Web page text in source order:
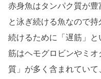
赤身魚はタンパク質が
と泳ぎ続ける魚なので
続けるために「遅筋」
筋はヘモグロビンやミ
質」が多く含まれてい